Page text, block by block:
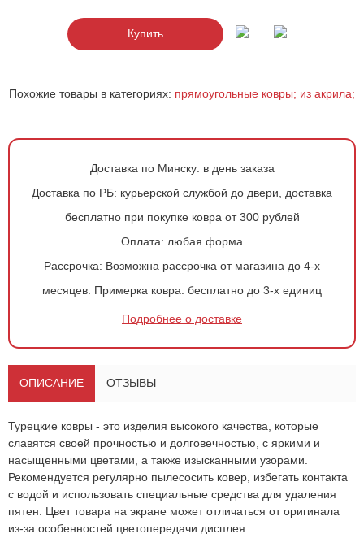
Купить
Похожие товары в категориях: прямоугольные ковры; из акрила;
Доставка по Минску: в день заказа
Доставка по РБ: курьерской службой до двери, доставка
бесплатно при покупке ковра от 300 рублей
Оплата: любая форма
Рассрочка: Возможна рассрочка от магазина до 4-х
месяцев. Примерка ковра: бесплатно до 3-х единиц
Подробнее о доставке
ОПИСАНИЕ ОТЗЫВЫ
Турецкие ковры - это изделия высокого качества, которые
славятся своей прочностью и долговечностью, с яркими и
насыщенными цветами, а также изысканными узорами.
Рекомендуется регулярно пылесосить ковер, избегать контакта
с водой и использовать специальные средства для удаления
пятен. Цвет товара на экране может отличаться от оригинала
из-за особенностей цветопередачи дисплея.
Оформитьзаказ!